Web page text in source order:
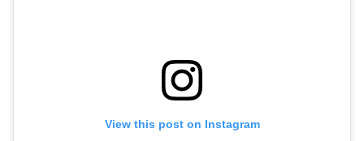
View this post on Instagram